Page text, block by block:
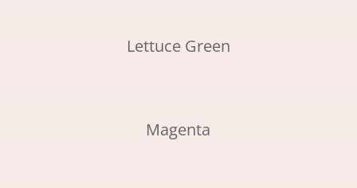
Lettuce Green
Magenta